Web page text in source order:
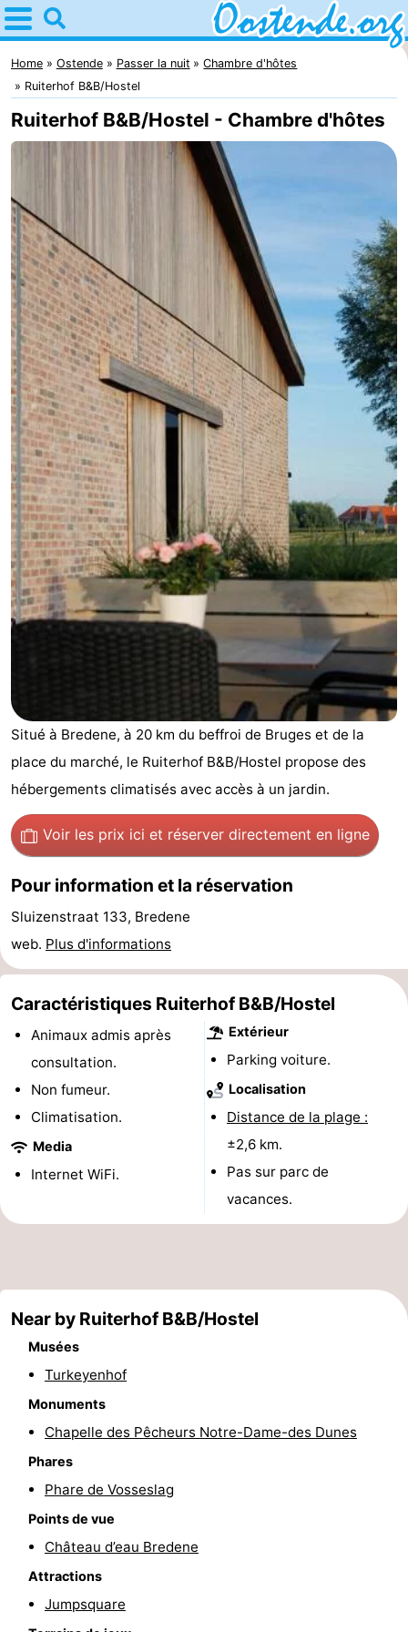
Home
Ostende
Astuces
Avec
enfants
la
nuit
Appartements
Campings
Chambre
d'hôtes
Chaumières
-
Breeduyn
Village
-
Hippodroom
Hôtels
Last
minutes
Plages
Voir
et
Lieux
Musées
-
Monuments
-
Églises
-
Points
de
vue
Attractions
-
Croisières
-
Terrains
de
jeux
-
Aires
jeux
intérieures
-
Bowling
Parcours
mini-
Centres
bien-
Villages
&
Nature
Piscines
-
Faire
vélo
Randonnée
Équitation
Terrains
Surfen
Equitation
Événements
Home Ostende Passer la nuit
Chambre d'hôtes
Ruiterhof B&B/Hostel
Ruiterhof B&B/Hostel - Chambre d'hôtes
Situé à Bredene, à 20 km du beffroi de Bruges et de la
place du marché, le Ruiterhof B&B/Hostel propose des
hébergements climatisés avec accès à un jardin.
Voir les prix ici et réserver directement en ligne
Pour information et la réservation
Sluizenstraat 133, Bredene
web. Plus d'informations
Caractéristiques Ruiterhof B&B/Hostel
Animaux admis après
consultation.
Non fumeur.
Climatisation.
Media
Internet WiFi.
Extérieur
Parking voiture.
Localisation
Distance de la plage :
±2,6 km.
Pas sur parc de
vacances.
Near by Ruiterhof B&B/Hostel
Musées
Turkeyenhof
Monuments
Chapelle des Pêcheurs Notre-Dame-des Dunes
Phares
Phare de Vosseslag
Points de vue
Château d’eau Bredene
Attractions
Jumpsquare